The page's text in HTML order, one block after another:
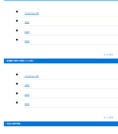
ワンルーム・1K
1LDK
2LDK
3LDK
もっと見る
新城駅の物件を間取りから探す
ワンルーム・1K
1LDK
2LDK
3LDK
もっと見る
周辺の物件情報